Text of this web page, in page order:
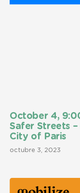
October 4,
Safer Streets
City of Paris
octubre 3, 2023